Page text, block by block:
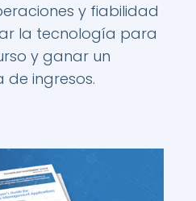
y fiabilidad
la tecnología para
y ganar un
de ingresos.